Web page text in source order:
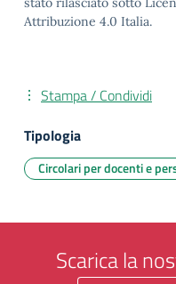
Attribuzione 4.0 Italia.
Stampa / Condividi
Tipologia
Circolari per docenti e
Scarica la